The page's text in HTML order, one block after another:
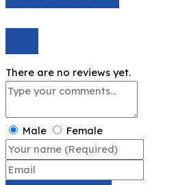
There are no reviews yet.
Male Female